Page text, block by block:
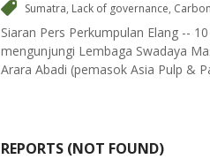
Sumatra, Lack of governance,
Siaran Pers Perkumpulan Elang --
mengunjungi Lembaga Swadaya
Arara Abadi (pemasok Asia Pulp &
REPORTS (NOT FOUND)